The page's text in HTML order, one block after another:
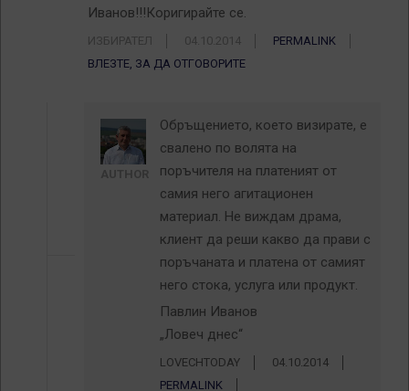
Иванов!!!Коригирайте се.
ИЗБИРАТЕЛ 04.10.2014
PERMALINK
ВЛЕЗТЕ, ЗА ДА ОТГОВОРИТЕ
Обръщението, което визирате, е
свалено по волята на
поръчителя на платеният от
самия него агитационен
материал. Не виждам драма,
клиент да реши какво да прави с
поръчаната и платена от самият
него стока, услуга или продукт.
Павлин Иванов
„Ловеч днес“
LOVECHTODAY
04.10.2014
PERMALINK